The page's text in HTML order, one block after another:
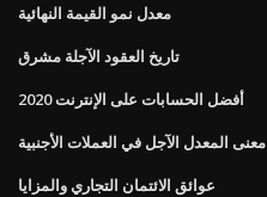
معدل نمو القيمة النهائية
تاريخ العقود الآجلة مشرق
أفضل الحسابات على الإنترنت 2020
معنى المعدل الآجل في العملات الأجنبية
عوائق الائتمان التجاري والمزايا